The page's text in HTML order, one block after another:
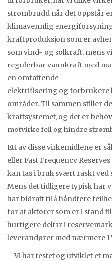
strømbrudd når det oppstår
klimavennlig
kraftproduksjon som er
som vind- og solkraft, mens
regulerbar vannkraft med
en omfattende
elektrifisering og forbrukere
områder. Til sammen stiller
kraftsystemet, og det er
motvirke feil og hindre
Ett av disse virkemidlene er
eller Fast Frequency
kan tas i bruk svært raskt
Mens det tidligere typisk har
har bidratt til å håndtere
for at aktører som er i stand
hurtigere deltar i
leverandører med nærmere
– Vi har testet og utviklet et